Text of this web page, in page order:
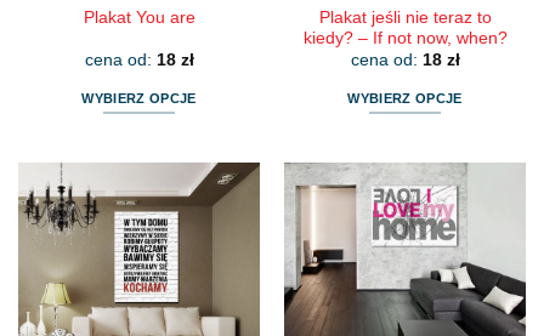
Plakat You are
cena od: 18 zł
WYBIERZ OPCJE
wiele
wariantów.
Opcje
można
wybrać
na
Plakat jeśli nie teraz to
kiedy? – If not now, when?
cena od: 18 zł
WYBIERZ OPCJE
ma
wiele
wariantów.
Opcje
można
wybrać
na